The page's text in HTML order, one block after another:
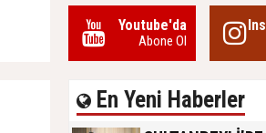
Youtube'da
Abone Ol
En Yeni Haberler